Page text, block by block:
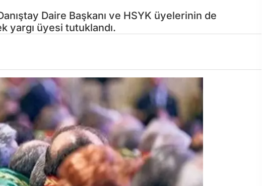
Daire Başkanı ve HSYK üyelerinin de
yargı üyesi tutuklandı.